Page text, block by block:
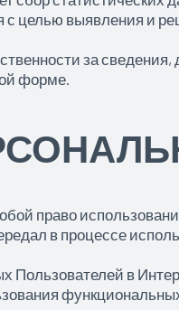
целью выявления и
за сведения,
форме.
право
в процессе
Пользователей в